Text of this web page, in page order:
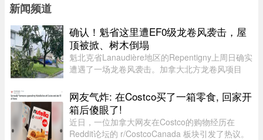
新闻频道
确认！魁省这里遭EF0级龙卷风袭击，屋
顶被掀、树木倒塌
魁北克省Lanaudière地区的Repentigny上周日确实
遭遇了一场龙卷风袭击。加拿大北方龙卷风项目
认，当天形成的是一场EF0级龙卷风。报告指出，
这场龙卷风是在一个弱超级单体 ...
网友气炸: 在Costco买了一箱零食, 回家开
箱后傻眼了!
近日，一位加拿大网友在Costco的购物经历在
Reddit论坛的 r/CostcoCanada 板块引发了热议。